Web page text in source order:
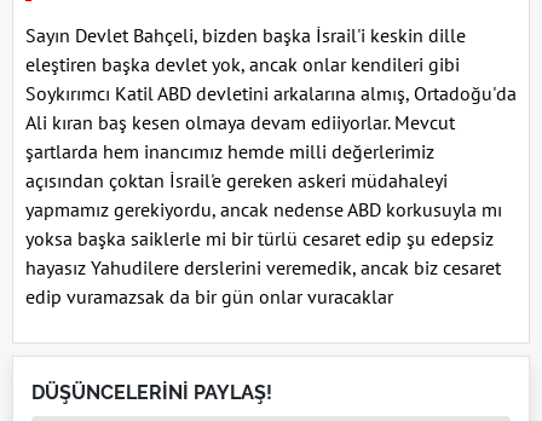
Sayın Devlet Bahçeli, bizden başka İsrail'i keskin dille
eleştiren başka devlet yok, ancak onlar kendileri gibi
Soykırımcı Katil ABD devletini arkalarına almış, Ortadoğu'da
Ali kıran baş kesen olmaya devam ediiyorlar. Mevcut
şartlarda hem inancımız hemde milli değerlerimiz
açısından çoktan İsrail'e gereken askeri müdahaleyi
yapmamız gerekiyordu, ancak nedense ABD korkusuyla mı
yoksa başka saiklerle mi bir türlü cesaret edip şu edepsiz
hayasız Yahudilere derslerini veremedik, ancak biz cesaret
edip vuramazsak da bir gün onlar vuracaklar
DÜŞÜNCELERİNİ PAYLAŞ!